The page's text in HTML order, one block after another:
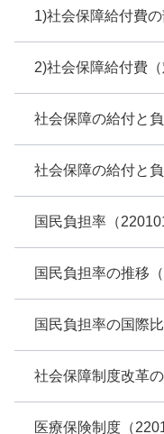
1)社会保障給付費
2)社会保障給付費
社会保障の給付と
社会保障の給付と
国民負担率（
国民負担率の推移
国民負担率の国際
社会保障制度改革
医療保険制度（